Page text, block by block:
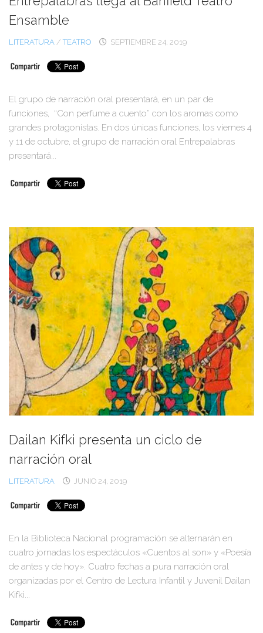
Ensamble
LITERATURA /TEATRO SEPTIEMBRE 24, 2019
El grupo de narración oral presentará, en un par de
funciones, “Con perfume a cuento” con los aromas como
grandes protagonistas. En dos únicas funciones, los viernes 4
y 11 de octubre, el grupo de narración oral Entrepalabras
presentará...
Dailan Kifki presenta un ciclo de
narración oral
LITERATURA JUNIO 24, 2019
En la Biblioteca Nacional programación se alternarán en
cuatro jornadas los espectáculos «Cuentos al son» y «Poesía
de antes y de hoy». Cuatro fechas a pura narración oral
organizadas por el Centro de Lectura Infantil y Juvenil Dailan
Kifki...